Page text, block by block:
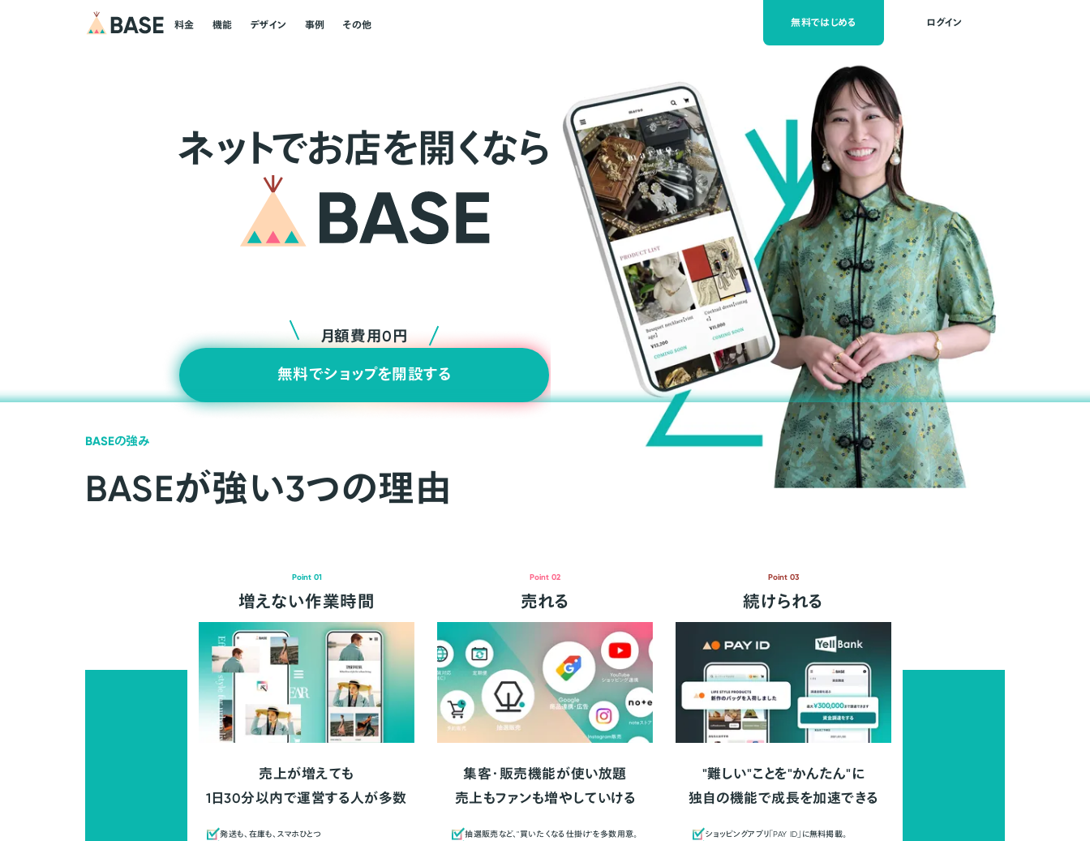
料金 機能 デザイン 事例 その他 無料ではじめる ログイン
ネッ トでお店を開くなら
月額費用0円
無料でショップを開設する
BASEの強み
BASEが強い3つの理由
Point 01
増えない作業時間
売上が増えても
1日30分以内で運営する人が多数
発送も、在庫も、スマホひとつ
Point 02
売れる
集客・販売機能が使い放題
売上もファンも増やしていける
抽選販売など、"買いたくなる仕掛け"を多数用意。
Point 03
続けられる
"難しい"ことを"かんたん"に
独自の機能で成長を加速できる
ショッピングアプリ「PAY ID」に無料掲載。